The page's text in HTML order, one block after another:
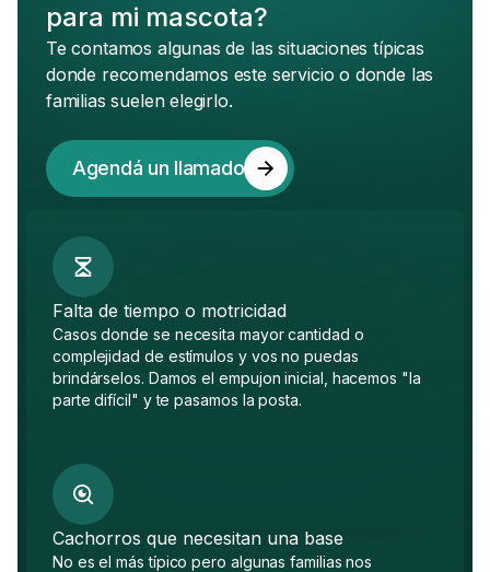
para mi mascota?
Te contamos algunas de las situaciones típicas
donde recomendamos este servicio o donde las
familias suelen elegirlo.
Agendá un llamado
Falta de tiempo o motricidad
Casos donde se necesita mayor cantidad o
complejidad de estímulos y vos no puedas
brindárselos. Damos el empujon inicial, hacemos "la
parte difícil" y te pasamos la posta.
Cachorros que necesitan una base
No es el más típico pero algunas familias nos